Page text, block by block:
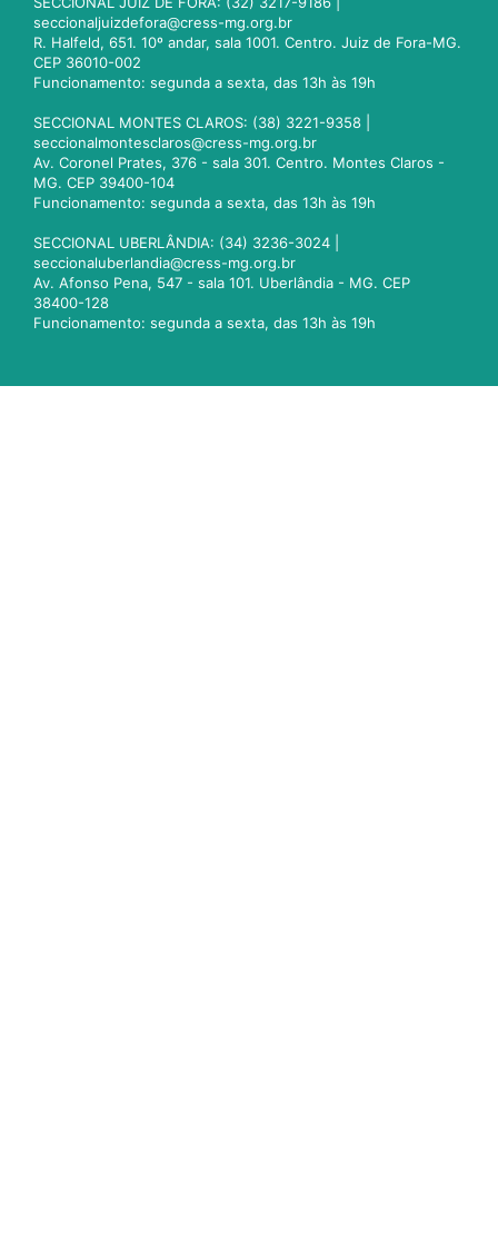
seccionaljuizdefora@cress-mg.org.br
R. Halfeld, 651. 10º andar, sala 1001. Centro. Juiz de Fora-MG.
CEP 36010-002
Funcionamento: segunda a sexta, das 13h às 19h
SECCIONAL MONTES CLAROS: (38) 3221-9358 |
seccionalmontesclaros@cress-mg.org.br
Av. Coronel Prates, 376 - sala 301. Centro. Montes Claros -
MG. CEP 39400-104
Funcionamento: segunda a sexta, das 13h às 19h
SECCIONAL UBERLÂNDIA: (34) 3236-3024 |
seccionaluberlandia@cress-mg.org.br
Av. Afonso Pena, 547 - sala 101. Uberlândia - MG. CEP
38400-128
Funcionamento: segunda a sexta, das 13h às 19h